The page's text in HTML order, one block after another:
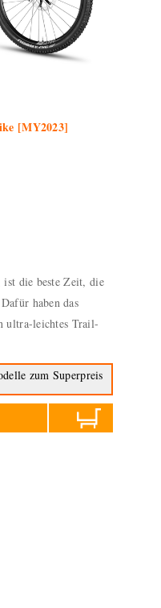
[MY2023]
die beste Zeit, die
haben das
ultra-leichtes Trail-
zum Superpreis